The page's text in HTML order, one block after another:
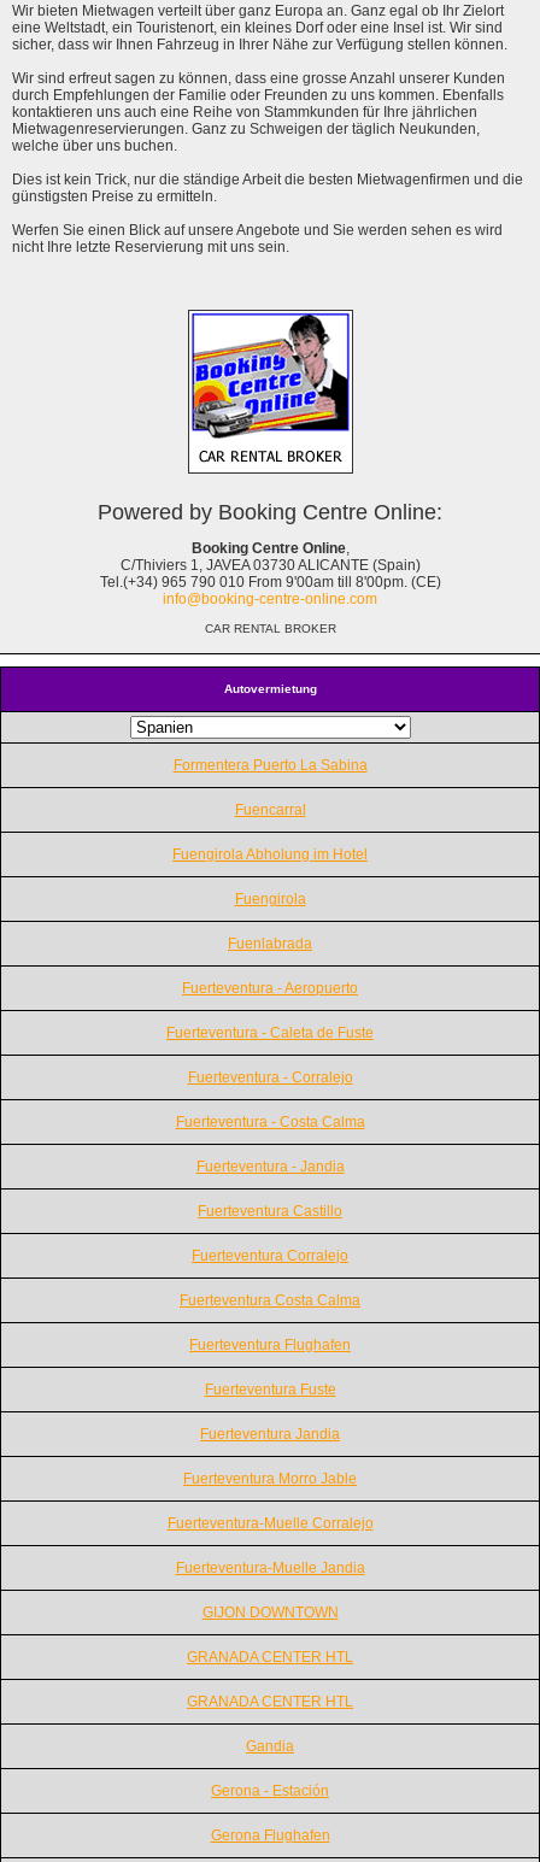
Autovermietung
Formentera Puerto La Sabina
Fuencarral
Fuengirola Abholung im Hotel
Fuengirola
Fuenlabrada
Fuerteventura - Aeropuerto
Fuerteventura - Caleta de Fuste
Fuerteventura - Corralejo
Fuerteventura - Costa Calma
Fuerteventura - Jandia
Fuerteventura Castillo
Fuerteventura Corralejo
Fuerteventura Costa Calma
Fuerteventura Flughafen
Fuerteventura Fuste
Fuerteventura Jandia
Fuerteventura Morro Jable
Fuerteventura-Muelle Corralejo
Fuerteventura-Muelle Jandia
GIJON DOWNTOWN
GRANADA CENTER HTL
GRANADA CENTER HTL
Gandia
Gerona - Estación
Gerona Flughafen
Wir bieten Mietwagen verteilt über ganz Europa an. Ganz egal ob Ihr Zielort
eine Weltstadt, ein Touristenort, ein kleines Dorf oder eine Insel ist. Wir sind
sicher, dass wir Ihnen Fahrzeug in Ihrer Nähe zur Verfügung stellen können.
Wir sind erfreut sagen zu können, dass eine grosse Anzahl unserer Kunden
durch Empfehlungen der Familie oder Freunden zu uns kommen. Ebenfalls
kontaktieren uns auch eine Reihe von Stammkunden für Ihre jährlichen
Mietwagenreservierungen. Ganz zu Schweigen der täglich Neukunden,
welche über uns buchen.
Dies ist kein Trick, nur die ständige Arbeit die besten Mietwagenfirmen und die
günstigsten Preise zu ermitteln.
Werfen Sie einen Blick auf unsere Angebote und Sie werden sehen es wird
nicht Ihre letzte Reservierung mit uns sein.
Powered by Booking Centre Online:
Booking Centre Online,
C/Thiviers 1, JAVEA 03730 ALICANTE (Spain)
Tel.(+34) 965 790 010 From 9'00am till 8'00pm. (CE)
info@booking-centre-online.com
CAR RENTAL BROKER